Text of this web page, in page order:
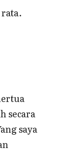
secara
saya